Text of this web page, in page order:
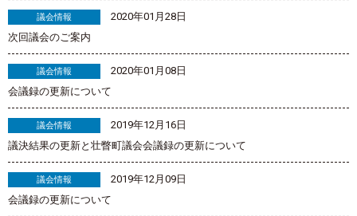
議会情報
2020年01月28日
次回議会のご案内
議会情報
2020年01月08日
会議録の更新について
議会情報
2019年12月16日
議決結果の更新と壮瞥町議会会議録の更新について
議会情報
2019年12月09日
会議録の更新について